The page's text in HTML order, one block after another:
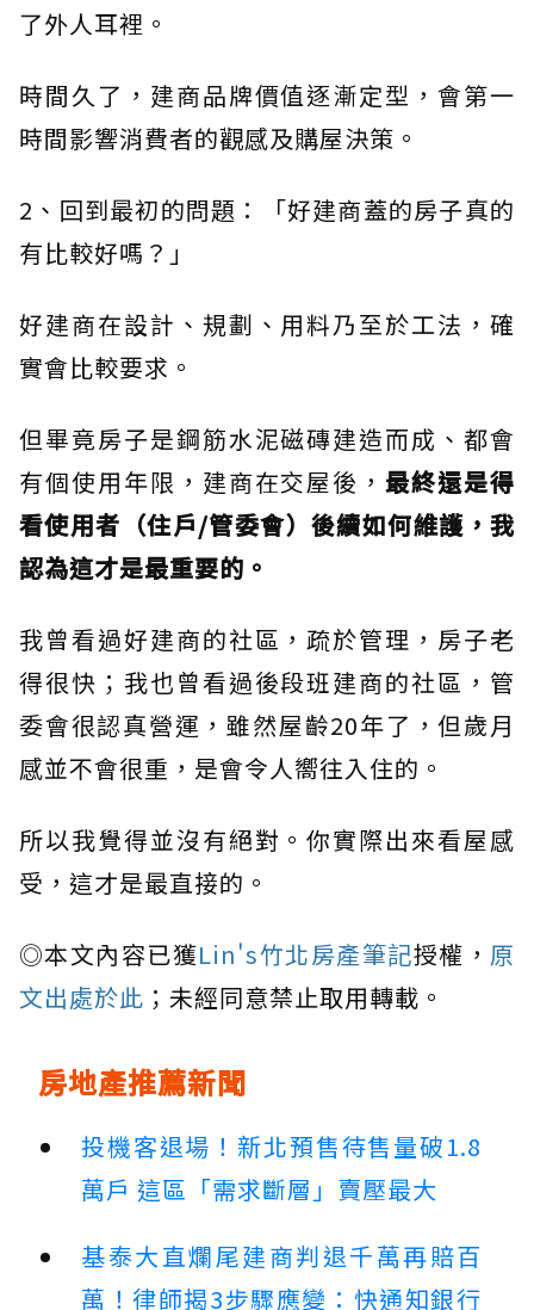
了外人耳裡。
時間久了，建商品牌價值逐漸定型，會第一
時間影響消費者的觀感及購屋決策。
2、回到最初的問題：「好建商蓋的房子真的
有比較好嗎？」
好建商在設計、規劃、用料乃至於工法，確
實會比較要求。
但畢竟房子是鋼筋水泥磁磚建造而成、都會
有個使用年限，建商在交屋後，最終還是得
看使用者（住戶/管委會）後續如何維護，我
認為這才是最重要的。
我曾看過好建商的社區，疏於管理，房子老
得很快；我也曾看過後段班建商的社區，管
委會很認真營運，雖然屋齡20年了，但歲月
感並不會很重，是會令人嚮往入住的。
所以我覺得並沒有絕對。你實際出來看屋感
受，這才是最直接的。
◎本文內容已獲Lin's竹北房產筆記授權， 原
文出處於此 ；未經同意禁止取用轉載。
房地產推薦新聞
投機客退場！新北預售待售量破1.8
萬戶 這區「需求斷層」賣壓最大
基泰大直爛尾建商判退千萬再賠百
萬！律師揭3步驟應變：快通知銀行